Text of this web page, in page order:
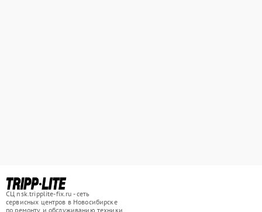
СЦ nsk.tripplite-fix.ru - сеть
сервисных центров в Новосибирске
по ремонту и обслуживанию техники